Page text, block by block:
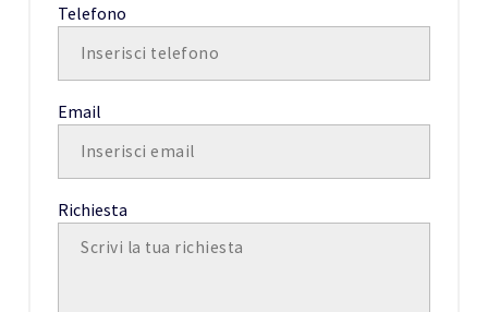
Telefono
Email
Richiesta